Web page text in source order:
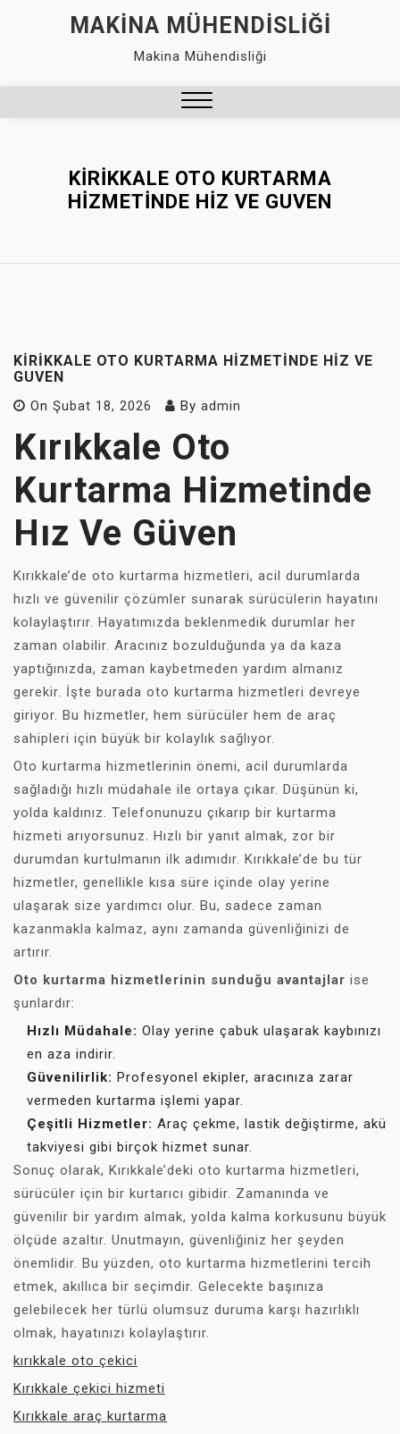
MAKINA MÜHENDISLIĞI
Makina Mühendisliği
KIRIKKALE OTO KURTARMA
HIZMETINDE HIZ VE GUVEN
KIRIKKALE OTO KURTARMA HIZMETINDE HIZ VE
GUVEN
On Şubat 18, 2026 By admin
Kırıkkale Oto
Kurtarma Hizmetinde
Hız Ve Güven
Kırıkkale’de oto kurtarma hizmetleri, acil durumlarda
hızlı ve güvenilir çözümler sunarak sürücülerin hayatını
kolaylaştırır. Hayatımızda beklenmedik durumlar her
zaman olabilir. Aracınız bozulduğunda ya da kaza
yaptığınızda, zaman kaybetmeden yardım almanız
gerekir. İşte burada oto kurtarma hizmetleri devreye
giriyor. Bu hizmetler, hem sürücüler hem de araç
sahipleri için büyük bir kolaylık sağlıyor.
Oto kurtarma hizmetlerinin önemi, acil durumlarda
sağladığı hızlı müdahale ile ortaya çıkar. Düşünün ki,
yolda kaldınız. Telefonunuzu çıkarıp bir kurtarma
hizmeti arıyorsunuz. Hızlı bir yanıt almak, zor bir
durumdan kurtulmanın ilk adımıdır. Kırıkkale’de bu tür
hizmetler, genellikle kısa süre içinde olay yerine
ulaşarak size yardımcı olur. Bu, sadece zaman
kazanmakla kalmaz, aynı zamanda güvenliğinizi de
artırır.
Oto kurtarma hizmetlerinin sunduğu avantajlar ise
şunlardır:
Hızlı Müdahale: Olay yerine çabuk ulaşarak kaybınızı
en aza indirir.
Güvenilirlik: Profesyonel ekipler, aracınıza zarar
vermeden kurtarma işlemi yapar.
Çeşitli Hizmetler: Araç çekme, lastik değiştirme, akü
takviyesi gibi birçok hizmet sunar.
Sonuç olarak, Kırıkkale’deki oto kurtarma hizmetleri,
sürücüler için bir kurtarıcı gibidir. Zamanında ve
güvenilir bir yardım almak, yolda kalma korkusunu büyük
ölçüde azaltır. Unutmayın, güvenliğiniz her şeyden
önemlidir. Bu yüzden, oto kurtarma hizmetlerini tercih
etmek, akıllıca bir seçimdir. Gelecekte başınıza
gelebilecek her türlü olumsuz duruma karşı hazırlıklı
olmak, hayatınızı kolaylaştırır.
kırıkkale oto çekici
Kırıkkale çekici hizmeti
Kırıkkale araç kurtarma